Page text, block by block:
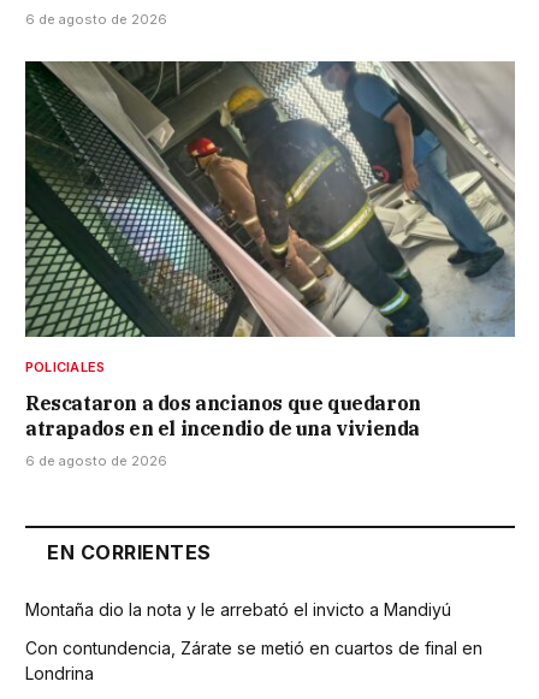
6 de agosto de 2026
POLICIALES
Rescataron a dos ancianos que quedaron
atrapados en el incendio de una vivienda
6 de agosto de 2026
EN CORRIENTES
Montaña dio la nota y le arrebató el invicto a Mandiyú
Con contundencia, Zárate se metió en cuartos de final en
Londrina